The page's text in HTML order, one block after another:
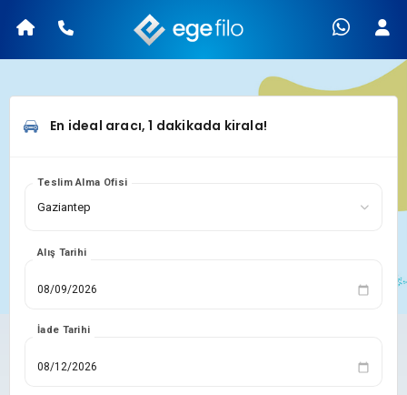
En ideal aracı, 1 dakikada kirala!
Teslim Alma Ofisi
Alış Tarihi
İade Tarihi